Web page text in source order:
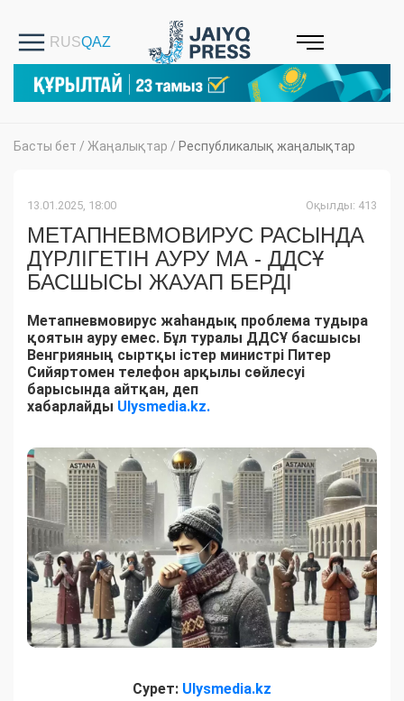
Басты бет / Жаңалықтар / Республикалық жаңалықтар
13.01.2025, 18:00 Оқылды: 413
МЕТАПНЕВМОВИРУС РАСЫНДА
ДҮРЛІГЕТІН АУРУ МА - ДДСҰ
БАСШЫСЫ ЖАУАП БЕРДІ
Метапневмовирус жаһандық проблема тудыра
қоятын ауру емес. Бұл туралы ДДСҰ басшысы
Венгрияның сыртқы істер министрі Питер
Сийяртомен телефон арқылы сөйлесуі
барысында айтқан, деп
хабарлайды Ulysmedia.kz.
Сурет: Ulysmedia.kz